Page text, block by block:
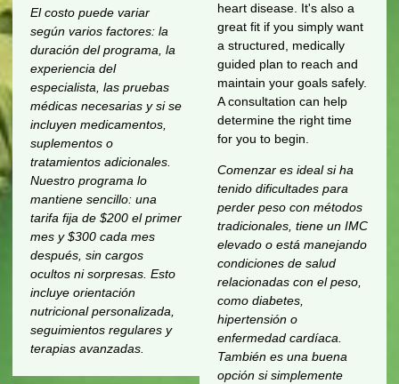
El costo puede variar
según varios factores: la
duración del programa, la
experiencia del
especialista, las pruebas
médicas necesarias y si se
incluyen medicamentos,
suplementos o
tratamientos adicionales.
Nuestro programa lo
mantiene sencillo: una
tarifa fija de $200 el primer
mes y $300 cada mes
después, sin cargos
ocultos ni sorpresas. Esto
incluye orientación
nutricional personalizada,
seguimientos regulares y
terapias avanzadas.
heart disease. It's also a
great fit if you simply want
a structured, medically
guided plan to reach and
maintain your goals safely.
A consultation can help
determine the right time
for you to begin.
Comenzar es ideal si ha
tenido dificultades para
perder peso con métodos
tradicionales, tiene un IMC
elevado o está manejando
condiciones de salud
relacionadas con el peso,
como diabetes,
hipertensión o
enfermedad cardíaca.
También es una buena
opción si simplemente